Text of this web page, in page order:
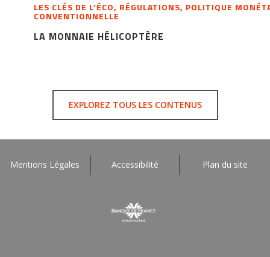
LES CLÉS DE L’ÉCO, RÉGULATIONS, POLITIQUE
CONVENTIONNELLE
LA MONNAIE HÉLICOPTÈRE
EXPLOREZ TOUS LES CONTENUS
Mentions Légales Accessibilité Plan du site